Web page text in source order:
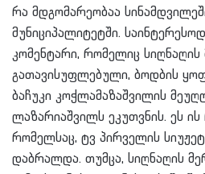
რა მდგომარეობაა
მუნიციპალიტეტში.
კომენტარი, რომელიც სიღნაღის
გათავისუფლებული, ბოდბის
ბაჩუკი კოჭლამაზაშვილის
ლაზარიაშვილს ეკუთვნის. ეს ის
რომელსაც, ტვ პირველის
დაბრალდა. თუმცა, სიღნაღის